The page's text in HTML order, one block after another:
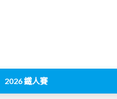
2026 鐵人賽